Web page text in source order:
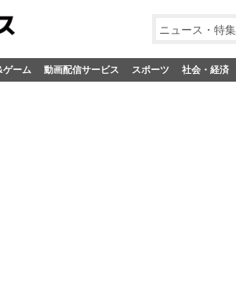
ニュース・特集
ゲーム 動画配信サービス スポーツ 社会・経済